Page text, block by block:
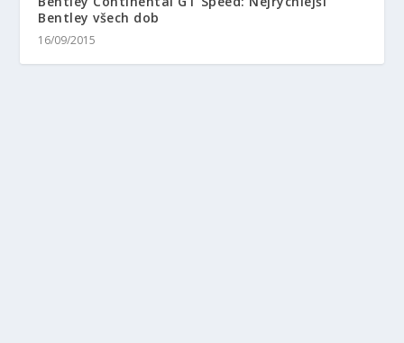
Bentley všech dob
16/09/2015